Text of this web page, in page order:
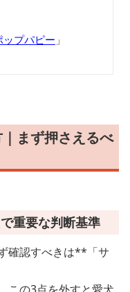
プパピー 」
まず押さえるべ
重要な判断基準
確認すべきは**「サ